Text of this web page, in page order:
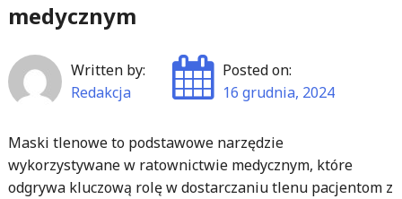
medycznym
Written by:
Redakcja
Posted on:
16 grudnia, 2024
Maski tlenowe to podstawowe narzędzie
wykorzystywane w ratownictwie medycznym, które
odgrywa kluczową rolę w dostarczaniu tlenu pacjentom z